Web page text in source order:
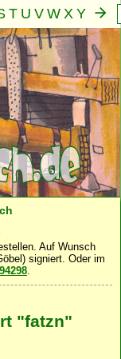
T U V W X Y
·
Auf Wunsch
signiert. Oder im
.
"fatzn"